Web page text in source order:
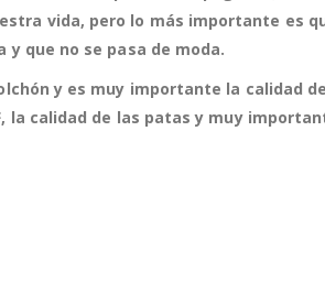
vida, pero lo más importante es
y que no se pasa de moda.
y es muy importante la calidad
la calidad de las patas y muy